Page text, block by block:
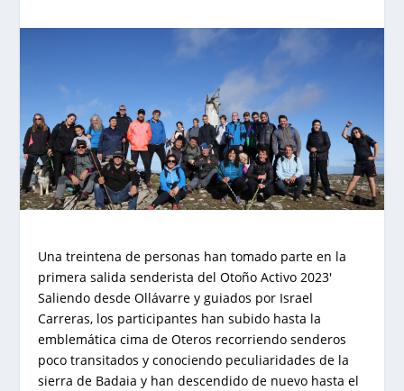
Una treintena de personas han tomado parte en la
primera salida senderista del Otoño Activo 2023′
Saliendo desde Ollávarre y guiados por Israel
Carreras, los participantes han subido hasta la
emblemática cima de Oteros recorriendo senderos
poco transitados y conociendo peculiaridades de la
sierra de Badaia y han descendido de nuevo hasta el